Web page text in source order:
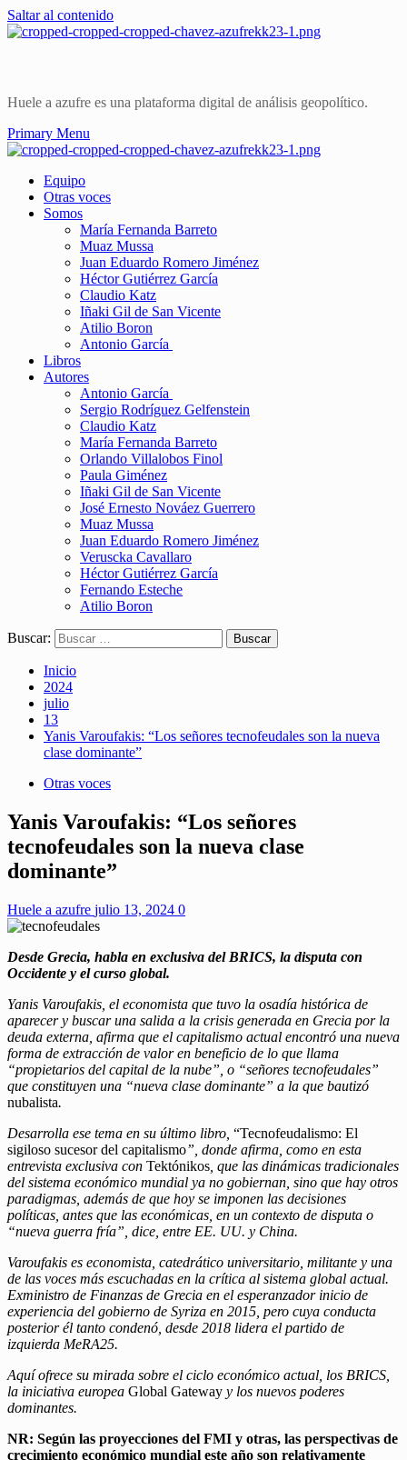
Saltar al contenido
Huele a azufre es una plataforma digital de análisis geopolítico.
Primary Menu
Equipo
Otras voces
Somos
María Fernanda Barreto
Muaz Mussa
Juan Eduardo Romero Jiménez
Héctor Gutiérrez García
Claudio Katz
Iñaki Gil de San Vicente
Atilio Boron
Antonio García
Libros
Autores
Antonio García
Sergio Rodríguez Gelfenstein
Claudio Katz
María Fernanda Barreto
Orlando Villalobos Finol
Paula Giménez
Iñaki Gil de San Vicente
José Ernesto Nováez Guerrero
Muaz Mussa
Juan Eduardo Romero Jiménez
Veruscka Cavallaro
Héctor Gutiérrez García
Fernando Esteche
Atilio Boron
Buscar:
Inicio
2024
julio
13
Yanis Varoufakis: “Los señores tecnofeudales son la nueva
clase dominante”
Otras voces
Yanis Varoufakis: “Los señores
tecnofeudales son la nueva clase
dominante”
Huele a azufre julio 13, 2024 0
Desde Grecia, habla en exclusiva del BRICS, la disputa con
Occidente y el curso global.
Yanis Varoufakis, el economista que tuvo la osadía histórica de
aparecer y buscar una salida a la crisis generada en Grecia por la
deuda externa, afirma que el capitalismo actual encontró una nueva
forma de extracción de valor en beneficio de lo que llama
“propietarios del capital de la nube”, o “señores tecnofeudales”
que constituyen una “nueva clase dominante” a la que bautizó
nubalista.
Desarrolla ese tema en su último libro, “Tecnofeudalismo: El
sigiloso sucesor del capitalismo”, donde afirma, como en esta
entrevista exclusiva con Tektónikos , que las dinámicas tradicionales
del sistema económico mundial ya no gobiernan, sino que hay otros
paradigmas, además de que hoy se imponen las decisiones
políticas, antes que las económicas, en un contexto de disputa o
“nueva guerra fría”, dice, entre EE. UU. y China.
Varoufakis es economista, catedrático universitario, militante y una
de las voces más escuchadas en la crítica al sistema global actual.
Exministro de Finanzas de Grecia en el esperanzador inicio de
experiencia del gobierno de Syriza en 2015, pero cuya conducta
posterior él tanto condenó, desde 2018 lidera el partido de
izquierda MeRA25.
Aquí ofrece su mirada sobre el ciclo económico actual, los BRICS,
la iniciativa europea Global Gateway y los nuevos poderes
dominantes.
NR: Según las proyecciones del FMI y otras, las perspectivas de
crecimiento económico mundial este año son relativamente